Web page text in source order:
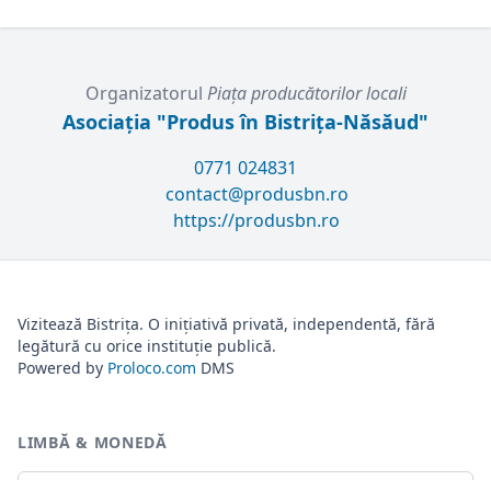
Organizatorul Piața producătorilor locali
Asociația "Produs în Bistrița-Năsăud"
0771 024831
contact@produsbn.ro
https://produsbn.ro
Vizitează Bistrița. O inițiativă privată, independentă, fără
legătură cu orice instituție publică.
Powered by Proloco.com DMS
LIMBĂ & MONEDĂ